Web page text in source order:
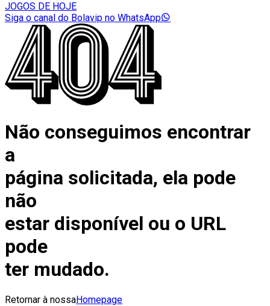
JOGOS DE HOJE
Siga o canal do Bolavip no WhatsApp
Não conseguimos encontrar
a
página solicitada, ela pode
não
estar disponível ou o URL
pode
ter mudado.
Retornar à nossaHomepage